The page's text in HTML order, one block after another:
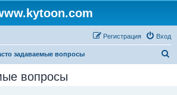
Вход
Регистрация
задаваемые вопросы
вопросы